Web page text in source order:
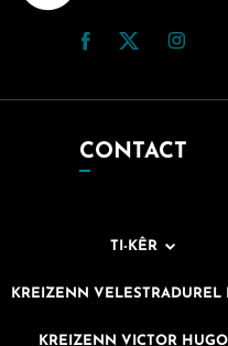
CONTACT
TI-KÊR
KREIZENN VELESTRADUREL
KREIZENN VICTOR HUGO